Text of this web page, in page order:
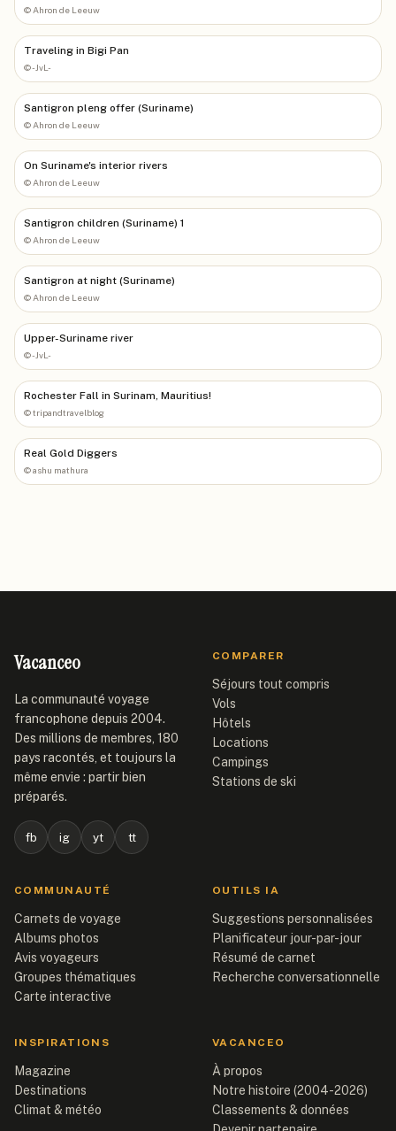
© Ahron de Leeuw
Traveling in Bigi Pan
©-JvL-
Santigron pleng offer (Suriname)
© Ahron de Leeuw
On Suriname's interior rivers
© Ahron de Leeuw
Santigron children (Suriname) 1
© Ahron de Leeuw
Santigron at night (Suriname)
© Ahron de Leeuw
Upper-Suriname river
©-JvL-
Rochester Fall in Surinam, Mauritius!
©tripandtravelblog
Real Gold Diggers
©ashu mathura
Vacanceo
La communauté voyage
francophone depuis 2004.
Des millions de membres, 180
pays racontés, et toujours la
même envie : partir bien
préparés.
fb ig yt tt
COMPARER
Séjours tout compris
Vols
Hôtels
Locations
Campings
Stations de ski
COMMUNAUTÉ
Carnets de voyage
Albums photos
Avis voyageurs
Groupes thématiques
Carte interactive
OUTILS IA
Suggestions personnalisées
Planificateur jour-par-jour
Résumé de carnet
Recherche conversationnelle
INSPIRATIONS
Magazine
Destinations
Climat & météo
VACANCEO
À propos
Notre histoire (2004-2026)
Classements & données